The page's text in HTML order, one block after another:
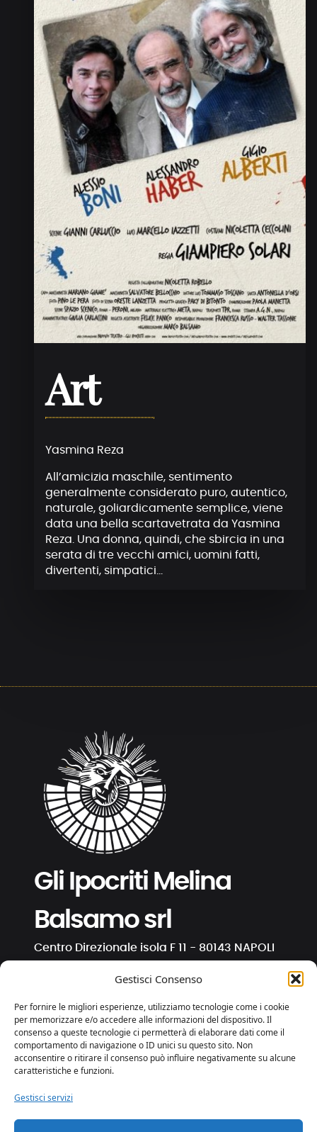
Gestisci Consenso
Per fornire le migliori esperienze, utilizziamo tecnologie come i cookie
per memorizzare e/o accedere alle informazioni del dispositivo. Il
consenso a queste tecnologie ci permetterà di elaborare dati come il
comportamento di navigazione o ID unici su questo sito. Non
acconsentire o ritirare il consenso può influire negativamente su alcune
caratteristiche e funzioni.
Gestisci servizi
Art
Yasmina Reza
All’amicizia maschile, sentimento
generalmente considerato puro, autentico,
naturale, goliardicamente semplice, viene
data una bella scartavetrata da Yasmina
Reza. Una donna, quindi, che sbircia in una
serata di tre vecchi amici, uomini fatti,
divertenti, simpatici…
Gli Ipocriti Melina
Balsamo srl
Centro Direzionale isola F 11 - 80143 NAPOLI
gli.ipocriti@pcert.it
⋅ ⋅ ⋅
Privacy e Cookies